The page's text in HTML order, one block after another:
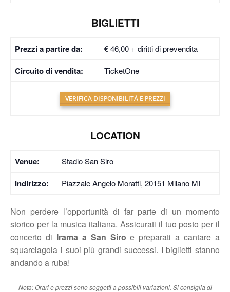
BIGLIETTI
Prezzi a partire da: € 46,00 + diritti di prevendita
Circuito di vendita: TicketOne
VERIFICA DISPONIBILITÀ E PREZZI
LOCATION
Venue: Stadio San Siro
Indirizzo: Piazzale Angelo Moratti, 20151 Milano MI
Non perdere l’opportunità di far parte di un momento
storico per la musica italiana. Assicurati il tuo posto per il
concerto di Irama a San Siro e preparati a cantare a
squarciagola i suoi più grandi successi. I biglietti stanno
andando a ruba!
Nota: Orari e prezzi sono soggetti a possibili variazioni. Si consiglia di